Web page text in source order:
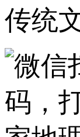
传统